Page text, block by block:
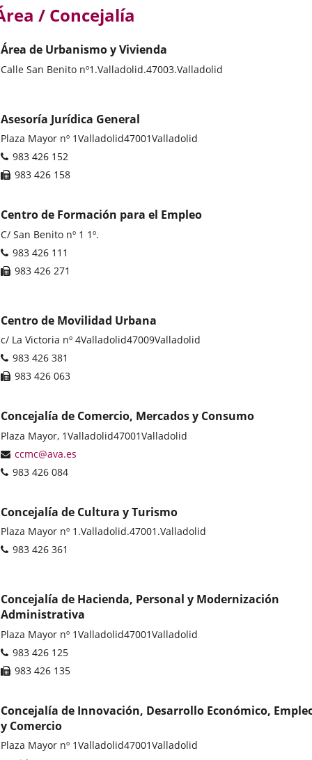
/ Concejalía
Área de Urbanismo y Vivienda
Postal
Calle San Benito nº1.Valladolid.47003.Valladolid
Asesoría Jurídica General
Postal
address
Plaza Mayor nº 1Valladolid47001Valladolid
Phones
983 426 152
Fax
983 426 158
Centro de Formación para el Empleo
Postal
address
C/ San Benito nº 1 1º.
Phones
983 426 111
Fax
983 426 271
Centro de Movilidad Urbana
Postal
address
c/ La Victoria nº 4Valladolid47009Valladolid
Phones
983 426 381
Fax
983 426 063
Concejalía de Comercio, Mercados y Consumo
Postal
address
Plaza Mayor, 1Valladolid47001Valladolid
Email
ccmc@ava.es
Phones
983 426 084
Concejalía de Cultura y Turismo
Postal
address
Plaza Mayor nº 1.Valladolid.47001.Valladolid
Phones
983 426 361
Concejalía de Hacienda, Personal y Modernización
Administrativa
Postal
address
Plaza Mayor nº 1Valladolid47001Valladolid
Phones
983 426 125
Fax
983 426 135
Concejalía de Innovación, Desarrollo Económico,
y Comercio
Postal
Plaza Mayor nº 1Valladolid47001Valladolid